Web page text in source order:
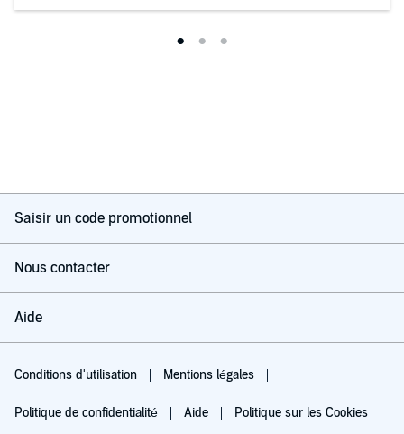
Saisir un code promotionnel
Nous contacter
Aide
Conditions d'utilisation Mentions légales
Politique de confidentialité Aide Politique sur les Cookies